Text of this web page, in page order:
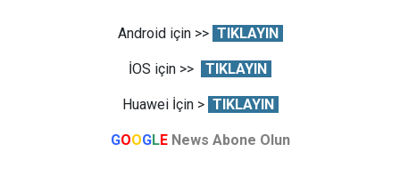
Android için >> TIKLAYIN
İOS için >> TIKLAYIN
Huawei İçin > TIKLAYIN
GOOGLE News Abone Olun